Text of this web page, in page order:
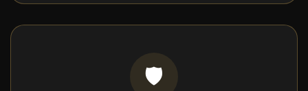
🛡️